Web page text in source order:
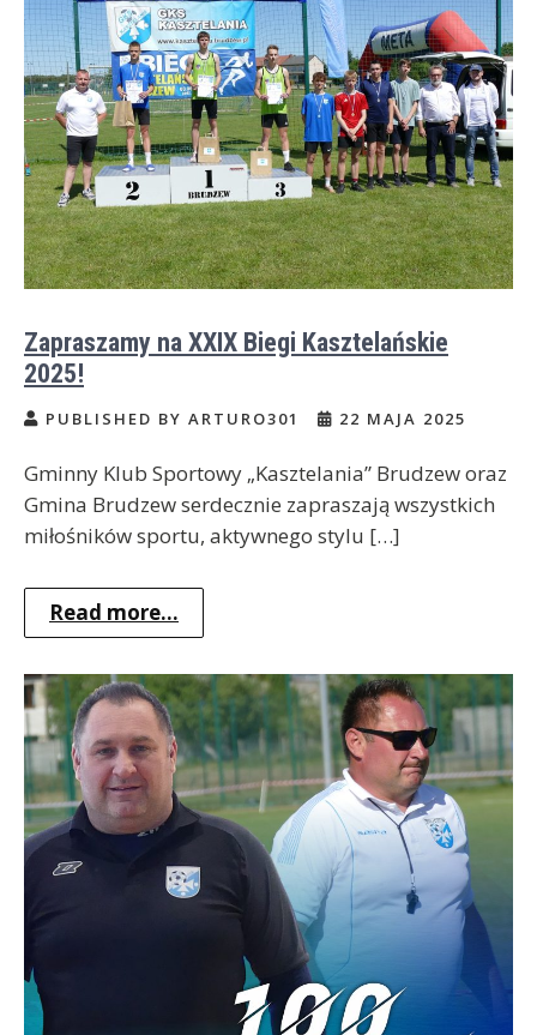
Zapraszamy na XXIX Biegi Kasztelańskie
2025!
PUBLISHED BY ARTURO301 22 MAJA 2025
Gminny Klub Sportowy „Kasztelania” Brudzew oraz
Gmina Brudzew serdecznie zapraszają wszystkich
miłośników sportu, aktywnego stylu […]
Read more...